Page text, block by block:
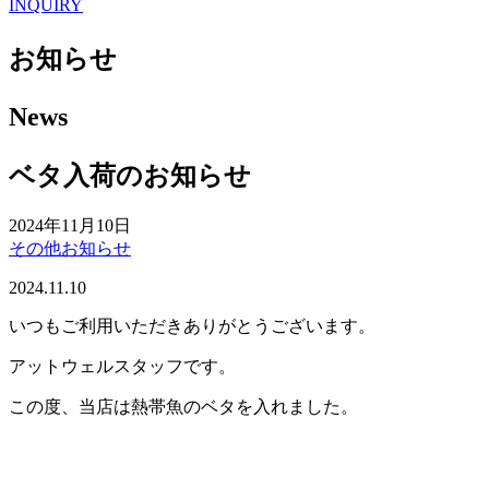
INQUIRY
お知らせ
News
ベタ入荷のお知らせ
2024年11月10日
その他お知らせ
2024.11.10
いつもご利用いただきありがとうございます。
アットウェルスタッフです。
この度、当店は熱帯魚のベタを入れました。